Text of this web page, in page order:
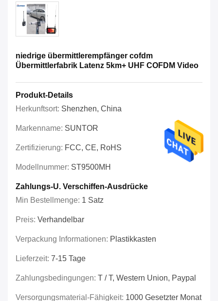
niedrige übermittlerempfänger cofdm
Übermittlerfabrik Latenz 5km+ UHF COFDM Video
Produkt-Details
Herkunftsort: Shenzhen, China
Markenname: SUNTOR
Zertifizierung: FCC, CE, RoHS
Modellnummer: ST9500MH
Zahlungs-U. Verschiffen-Ausdrücke
Min Bestellmenge: 1 Satz
Preis: Verhandelbar
Verpackung Informationen: Plastikkasten
Lieferzeit: 7-15 Tage
Zahlungsbedingungen: T / T, Western Union, Paypal
Versorgungsmaterial-Fähigkeit: 1000 Gesetzter Monat